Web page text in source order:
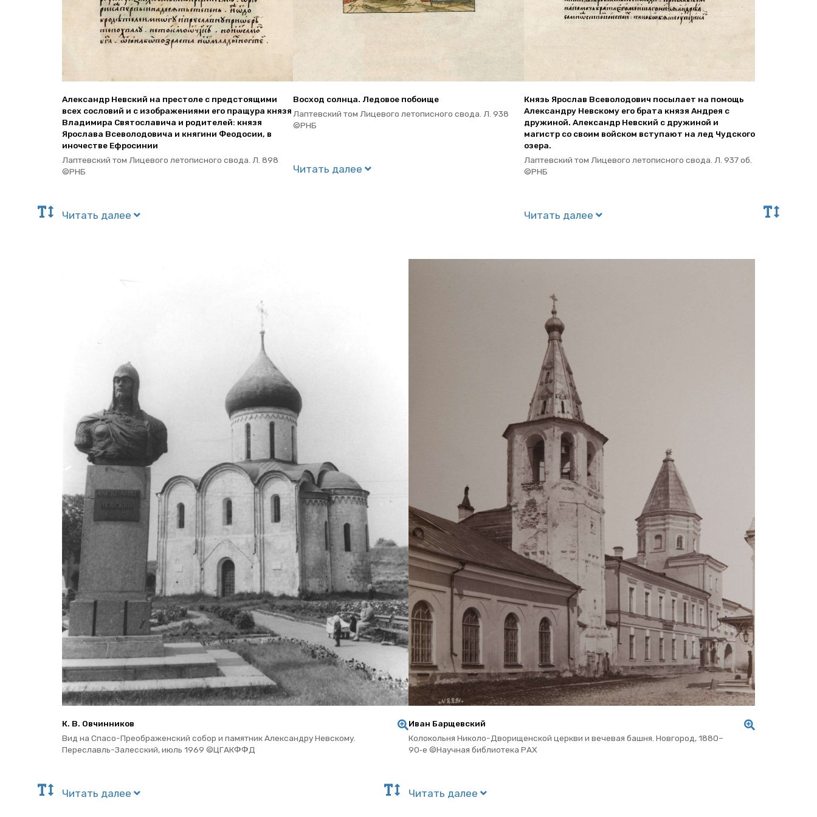
Алек­сандр Нев­ский на пре­сто­ле с пред­сто­я­щи­ми
всех со­сло­вий и с изоб­ра­же­ни­я­ми его пра­щу­ра князя
Вла­ди­ми­ра Свя­то­сла­ви­ча и ро­ди­те­лей: князя
Яро­сла­ва Все­во­ло­до­ви­ча и кня­ги­ни Фе­о­до­сии, в
ино­че­стве Еф­ро­си­нии
Лап­тев­ский том Ли­це­во­го ле­то­пис­но­го свода. Л. 898
©РНБ
Чи­тать далее
Вос­ход солн­ца. Ле­до­вое по­бо­и­ще
Лап­тев­ский том Ли­це­во­го ле­то­пис­но­го свода. Л. 938
©РНБ
Чи­тать далее
Князь Яро­слав Все­во­ло­до­вич по­сы­ла­ет на по­мощь
Алек­сан­дру Нев­ско­му его брата князя Ан­дрея с
дру­жи­ной. Алек­сандр Нев­ский с дру­жи­ной и
ма­гистр со своим вой­ском всту­па­ют на лед Чуд­ско­го
озера.
Лап­тев­ский том Ли­це­во­го ле­то­пис­но­го свода. Л. 937 об.
©РНБ
Чи­тать далее
К. В. Ов­чин­ни­ков
Вид на Спасо-Пре­об­ра­жен­ский собор и па­мят­ник Алек­сан­дру Нев­ско­му.
Пе­ре­славль-За­лес­ский, июль 1969 ©ЦГАКФФД
Чи­тать далее
Иван Бар­щев­ский
Ко­ло­коль­ня Ни­ко­ло-Дво­ри­щен­ской церк­ви и ве­че­вая башня. Нов­го­род, 1880–
90‑е ©На­уч­ная биб­лио­те­ка РАХ
Чи­тать далее